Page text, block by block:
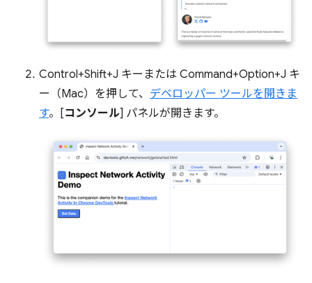
Control+Shift+J キーまたは Command+Option+J キ
ー（Mac）を押して、 デベロッパー ツールを開きま
す。[コンソール] パネルが開きます。